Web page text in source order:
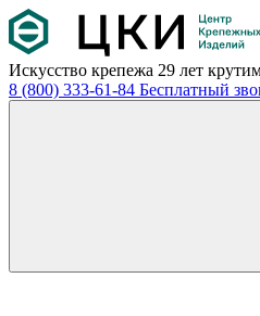
Искусство крепежа 29 лет
8 (800) 333-61-84 Бесплатный